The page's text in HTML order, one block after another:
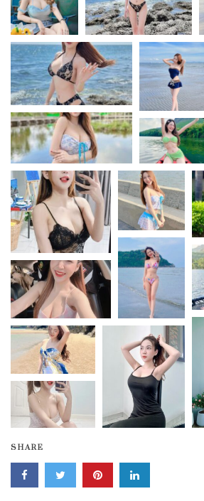
SHARE